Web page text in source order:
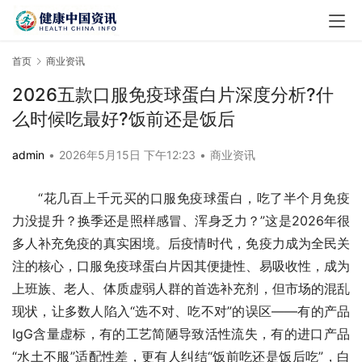
首页 商业资讯
2026五款口服免疫球蛋白片深度分析?什
么时候吃最好?饭前还是饭后
admin • 2026年5月15日 下午12:23 • 商业资讯
“花几百上千元买的口服免疫球蛋白，吃了半个月免疫
力没提升？换季还是照样感冒、浑身乏力？”这是2026年很
多人补充免疫的真实困境。后疫情时代，免疫力成为全民关
注的核心，口服免疫球蛋白片因其便捷性、易吸收性，成为
上班族、老人、体质虚弱人群的首选补充剂，但市场的混乱
现状，让多数人陷入“选不对、吃不对”的误区——有的产品
IgG含量虚标，有的工艺简陋导致活性流失，有的进口产品
“水土不服”适配性差，更有人纠结“饭前吃还是饭后吃”，白